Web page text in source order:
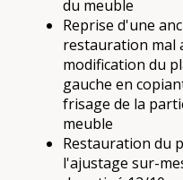
du meuble
Reprise d'une
restauration mal
modification du
gauche en
frisage de la
meuble
Restauration du
l'ajustage sur-